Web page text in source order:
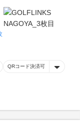
QRコード決済可